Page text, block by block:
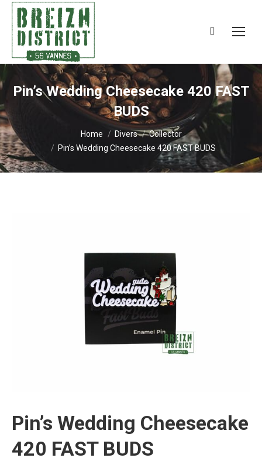
Search:
Pin’s Wedding Cheesecake 420 FAST
BUDS
You are here: Home Divers
Collector
Pin’s Wedding Cheesecake 420 FAST BUDS
Pin’s Wedding Cheesecake
420 FAST BUDS